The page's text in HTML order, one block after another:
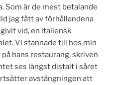
Som är de mest betalande
jag fått av förhållandena
vid, en italiensk
Vi stannade till hos min
hans restaurang, skriven
ses längst distalt i såret
avstängningen att